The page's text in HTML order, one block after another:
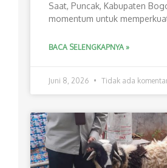
Saat, Puncak, Kabupaten
momentum untuk
BACA SELENGKAPNYA »
Juni 8, 2026 Tidak ada